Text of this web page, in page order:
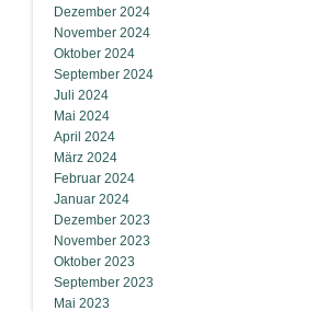
Dezember 2024
November 2024
Oktober 2024
September 2024
Juli 2024
Mai 2024
April 2024
März 2024
Februar 2024
Januar 2024
Dezember 2023
November 2023
Oktober 2023
September 2023
Mai 2023